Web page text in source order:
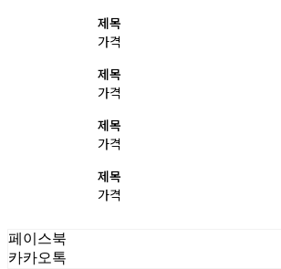
제목
가격
제목
가격
제목
가격
제목
가격
페이스북
카카오톡